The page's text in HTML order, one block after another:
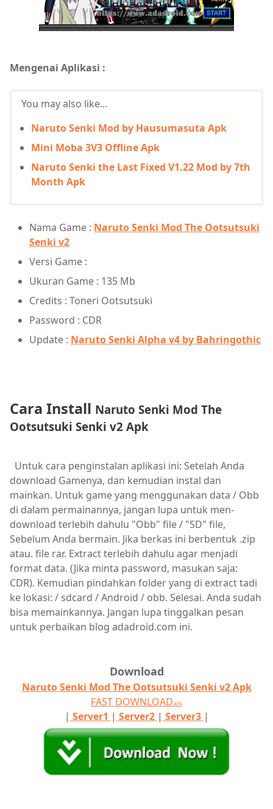
Mengenai Aplikasi :
You may also like...
Naruto Senki Mod by Hausumasuta Apk
Mini Moba 3V3 Offline Apk
Naruto Senki the Last Fixed V1.22 Mod by 7th
Month Apk
Nama Game : Naruto Senki Mod The Ootsutsuki
Senki v2
Versi Game :
Ukuran Game : 135 Mb
Credits : Toneri Ootsutsuki
Password : CDR
Update : Naruto Senki Alpha v4 by Bahringothic
Cara Install Naruto Senki Mod The
Ootsutsuki Senki v2 Apk
Untuk cara penginstalan aplikasi ini: Setelah Anda
download Gamenya, dan kemudian instal dan
mainkan. Untuk game yang menggunakan data / Obb
di dalam permainannya, jangan lupa untuk men-
download terlebih dahulu "Obb" file / "SD" file,
Sebelum Anda bermain. Jika berkas ini berbentuk .zip
atau. file rar. Extract terlebih dahulu agar menjadi
format data. (Jika minta password, masukan saja:
CDR). Kemudian pindahkan folder yang di extract tadi
ke lokasi: / sdcard / Android / obb. Selesai. Anda sudah
bisa memainkannya. Jangan lupa tinggalkan pesan
untuk perbaikan blog adadroid.com ini.
Download
Naruto Senki Mod The Ootsutsuki Senki v2 Apk
FAST DOWNLOADads
| Server1 | Server2 | Server3 |